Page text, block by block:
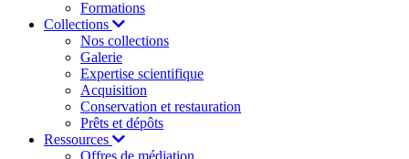
Formations
Collections
Nos collections
Galerie
Expertise scientifique
Acquisition
Conservation et restauration
Prêts et dépôts
Ressources
Offres de médiation